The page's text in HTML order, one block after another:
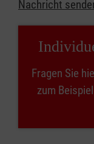
Nachricht
Fragen Sie
zum